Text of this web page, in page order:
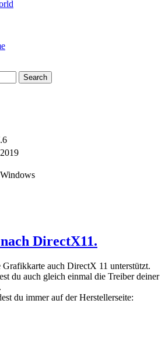
Windows
DirectX11.
auch DirectX 11 unterstützt.
du auch gleich einmal die Treiber deiner
du immer auf der Herstellerseite: